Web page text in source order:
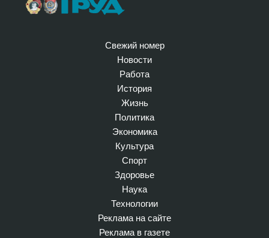
Свежий номер
Новости
Работа
История
Жизнь
Политика
Экономика
Культура
Спорт
Здоровье
Наука
Технологии
Реклама на сайте
Реклама в газете